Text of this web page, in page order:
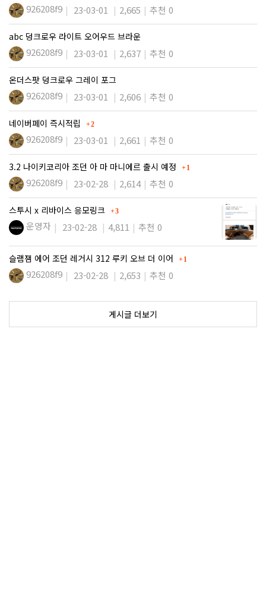
926208f9 23-03-01 2,665 추천 0
abc 덩크로우 라이트 오어우드 브라운
926208f9 23-03-01 2,637 추천 0
온더스팟 덩크로우 그레이 포그
926208f9 23-03-01 2,606 추천 0
네이버페이 즉시적립 댓글
2
926208f9 23-03-01 2,661 추천 0
3.2 나이키코리아 조던 아 마 마니에르 출시 예정 댓글
1
926208f9 23-02-28 2,614 추천 0
스투시 x 리바이스 응모링크 댓글
3
운영자 23-02-28 4,811 추천 0
슬램잼 에어 조던 레거시 312 루키 오브 더 이어 댓글
1
926208f9 23-02-28 2,653 추천 0
게시글 더보기